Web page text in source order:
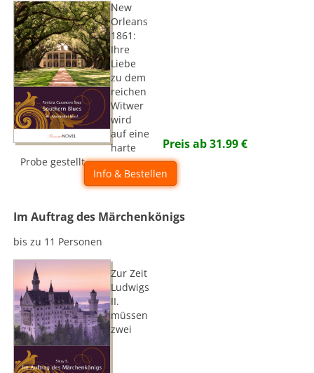
New
Orleans
1861:
Ihre
Liebe
zu dem
reichen
Witwer
wird
auf eine
harte
Probe gestellt...
Preis ab31.99€
Info & Bestellen
Im Auftrag des Märchenkönigs
bis zu 11 Personen
Zur Zeit
Ludwigs
II.
müssen
zwei